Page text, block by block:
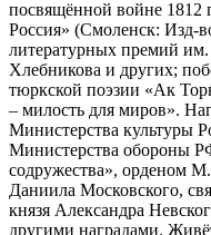
посвящённой войне 1812
Россия» (Смоленск: Изд-
литературных премий
Хлебникова и других;
тюркской поэзии «Ак
– милость для миров».
Министерства культуры
Министерства обороны
содружества», орденом
Даниила Московского,
князя Александра
другими наградами.